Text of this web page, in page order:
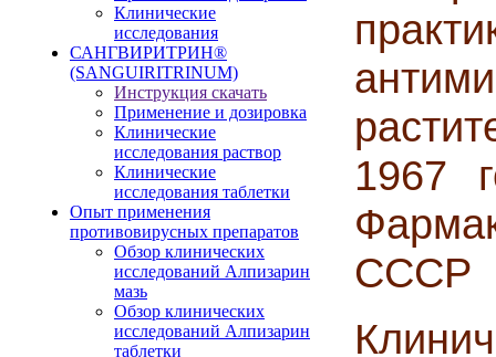
Клинические
исследования
САНГВИРИТРИН®
(SANGUIRITRINUM)
Инструкция скачать
Применение и дозировка
Клинические
исследования раствор
Клинические
исследования таблетки
Опыт применения
противовирусных препаратов
Обзор клинических
исследований Алпизарин
мазь
Обзор клинических
исследований Алпизарин
таблетки
1967
СССР